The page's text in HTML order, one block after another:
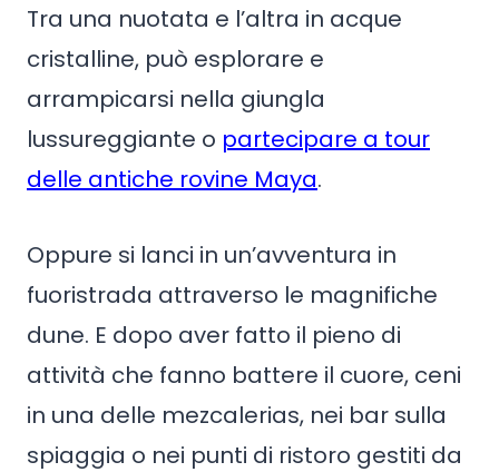
Tra una nuotata e l’altra in acque
cristalline, può esplorare e
arrampicarsi nella giungla
lussureggiante o partecipare a tour
delle antiche rovine Maya.
Oppure si lanci in un’avventura in
fuoristrada attraverso le magnifiche
dune. E dopo aver fatto il pieno di
attività che fanno battere il cuore, ceni
in una delle mezcalerias, nei bar sulla
spiaggia o nei punti di ristoro gestiti da